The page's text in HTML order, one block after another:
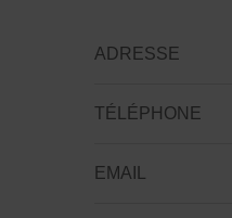
ADRESSE
TÉLÉPHONE
EMAIL